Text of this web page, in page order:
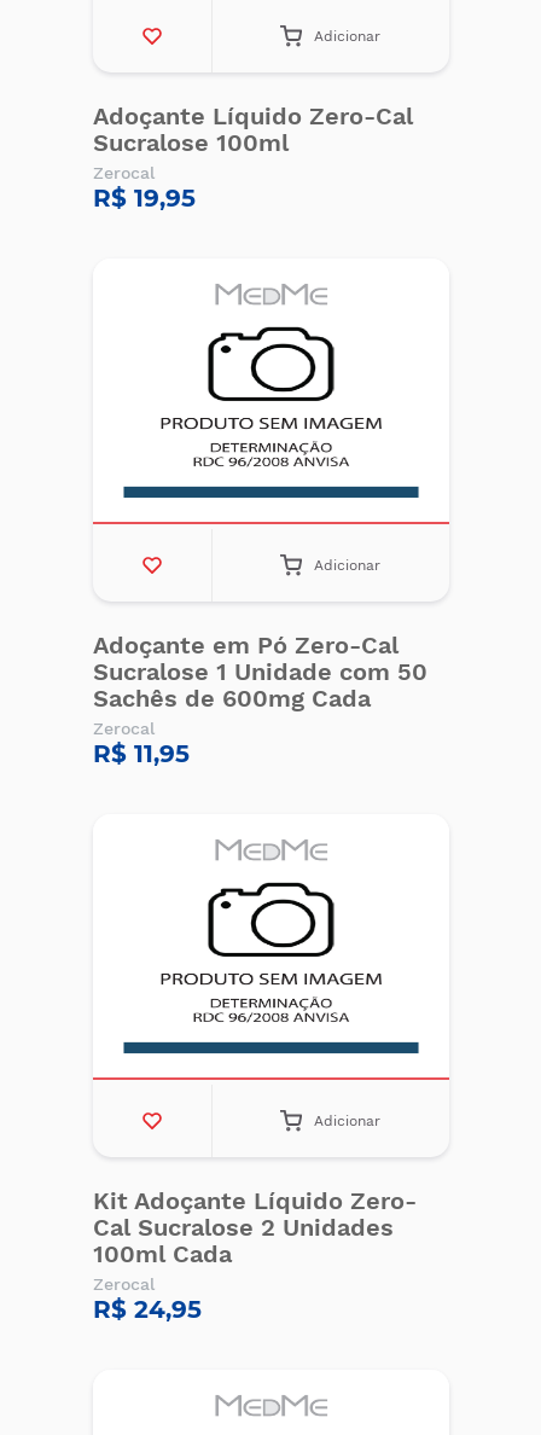
Adicionar
Adoçante Líquido Zero-Cal
Sucralose 100ml
Zerocal
R$ 19,95
Adicionar
Adoçante em Pó Zero-Cal
Sucralose 1 Unidade com 50
Sachês de 600mg Cada
Zerocal
R$ 11,95
Adicionar
Kit Adoçante Líquido Zero-
Cal Sucralose 2 Unidades
100ml Cada
Zerocal
R$ 24,95